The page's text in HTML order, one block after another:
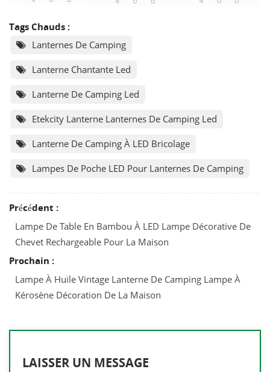
Tags Chauds :
Lanternes De Camping
Lanterne Chantante Led
Lanterne De Camping Led
Etekcity Lanterne Lanternes De Camping Led
Lanterne De Camping À LED Bricolage
Lampes De Poche LED Pour Lanternes De Camping
Précédent :
Lampe De Table En Bambou À LED Lampe Décorative De
Chevet Rechargeable Pour La Maison
Prochain :
Lampe À Huile Vintage Lanterne De Camping Lampe À
Kérosène Décoration De La Maison
LAISSER UN MESSAGE